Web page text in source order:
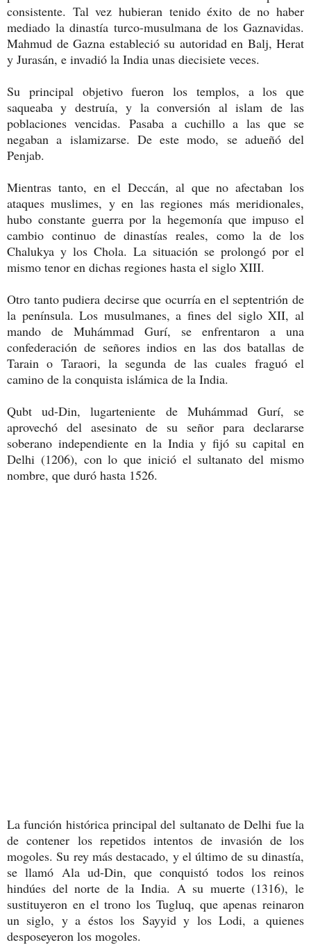
consistente. Tal vez hubieran tenido éxito de no haber
mediado la dinastía turco-musulmana de los Gaznavidas.
Mahmud de Gazna estableció su autoridad en Balj, Herat
y Jurasán, e invadió la India unas diecisiete veces.
Su principal objetivo fueron los templos, a los que
saqueaba y destruía, y la conversión al islam de las
poblaciones vencidas. Pasaba a cuchillo a las que se
negaban a islamizarse. De este modo, se adueñó del
Penjab.
Mientras tanto, en el Deccán, al que no afectaban los
ataques muslimes, y en las regiones más meridionales,
hubo constante guerra por la hegemonía que impuso el
cambio continuo de dinastías reales, como la de los
Chalukya y los Chola. La situación se prolongó por el
mismo tenor en dichas regiones hasta el siglo XIII.
Otro tanto pudiera decirse que ocurría en el septentrión de
la península. Los musulmanes, a fines del siglo XII, al
mando de Muhámmad Gurí, se enfrentaron a una
confederación de señores indios en las dos batallas de
Tarain o Taraori, la segunda de las cuales fraguó el
camino de la conquista islámica de la India.
Qubt ud-Din, lugarteniente de Muhámmad Gurí, se
aprovechó del asesinato de su señor para declararse
soberano independiente en la India y fijó su capital en
Delhi (1206), con lo que inició el sultanato del mismo
nombre, que duró hasta 1526.
La función histórica principal del sultanato de Delhi fue la
de contener los repetidos intentos de invasión de los
mogoles. Su rey más destacado, y el último de su dinastía,
se llamó Ala ud-Din, que conquistó todos los reinos
hindúes del norte de la India. A su muerte (1316), le
sustituyeron en el trono los Tugluq, que apenas reinaron
un siglo, y a éstos los Sayyid y los Lodi, a quienes
desposeyeron los mogoles.